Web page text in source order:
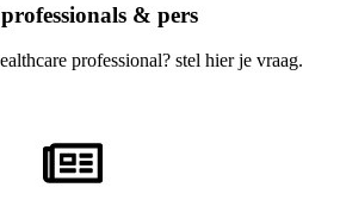
& pers
professional? stel hier je vraag.